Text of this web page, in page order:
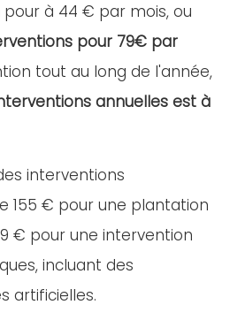
pour à 44 € par mois, ou
pour 79€ par
tout au long de l'année,
annuelles est à
interventions
155 € pour une plantation
€ pour une intervention
incluant des
artificielles.